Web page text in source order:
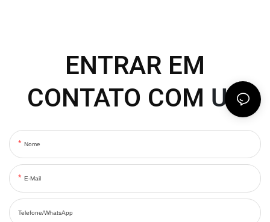
ENTRAR EM
CONTATO COM US
Nome
E-Mail
Telefone/WhatsApp